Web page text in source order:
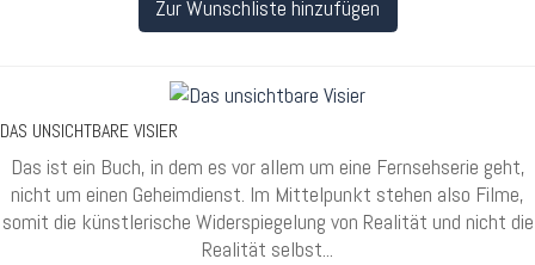
Zur Wunschliste hinzufügen
DAS UNSICHTBARE VISIER
Das ist ein Buch, in dem es vor allem um eine Fernsehserie geht,
nicht um einen Geheimdienst. Im Mittelpunkt stehen also Filme,
somit die künstlerische Widerspiegelung von Realität und nicht die
Realität selbst...